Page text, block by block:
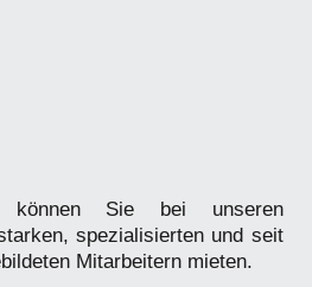
können Sie bei unseren
spezialisierten und seit
Mitarbeitern mieten.